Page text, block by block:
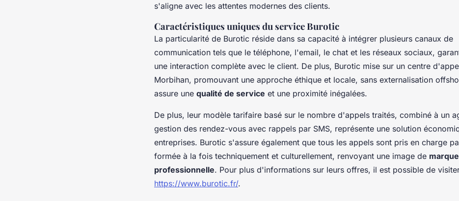
s'aligne avec les attentes modernes des clients.
Caractéristiques uniques du service Burotic
La particularité de Burotic réside dans sa capacité à intégrer plusieurs canaux de
communication tels que le téléphone, l'email, le chat et les réseaux sociaux,
une interaction complète avec le client. De plus, Burotic mise sur un centre
Morbihan, promouvant une approche éthique et locale, sans externalisation
assure une qualité de service et une proximité inégalées.
De plus, leur modèle tarifaire basé sur le nombre d'appels traités, combiné à un
gestion des rendez-vous avec rappels par SMS, représente une solution
entreprises. Burotic s'assure également que tous les appels sont pris en charge
formée à la fois techniquement et culturellement, renvoyant une image de
professionnelle. Pour plus d'informations sur leurs offres, il est possible de
https://www.burotic.fr/.